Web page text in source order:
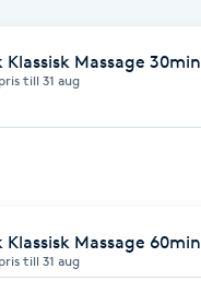
Klassisk Massage 30min
till 31 aug
Klassisk Massage 60min
till 31 aug